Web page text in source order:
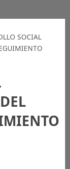
SOCIAL